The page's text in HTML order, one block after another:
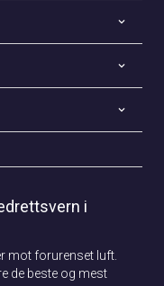
i
mot forurenset luft.
de beste og mest